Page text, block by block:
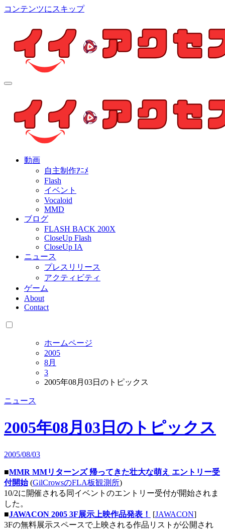
コンテンツにスキップ
個人制作アニメを中心とした動画紹介ブログ
動画
自主制作ｱﾆﾒ
Flash
イベント
Vocaloid
MMD
ブログ
FLASH BACK 200X
CloseUp Flash
CloseUp IA
ニュース
プレスリリース
アクティビティ
ゲーム
About
Contact
ホームページ
2005
8月
3
2005年08月03日のトピックス
ニュース
2005年08月03日のトピックス
2005/08/03
■MMR MMリターンズ 帰ってきた壮大な萌え エントリー受
付開始(GilCrowsのFLA板観測所)
10/2に開催される同イベントのエントリー受付が開始されま
した。
■JAWACON 2005 3F展示上映作品発表！ [JAWACON]
3Fの無料展示スペースで上映される作品リストが公開され